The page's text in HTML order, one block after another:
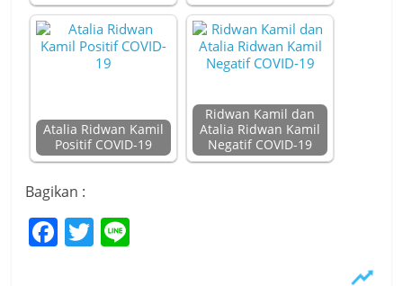
Atalia Ridwan Kamil
Positif COVID-19
Ridwan Kamil dan
Atalia Ridwan Kamil
Negatif COVID-19
Bagikan :
F T